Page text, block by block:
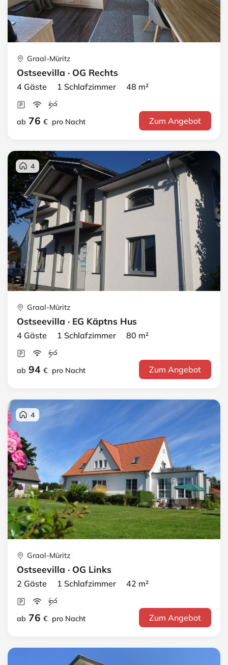
Graal-Müritz
Ostseevilla · OG Rechts
4 Gäste 1 Schlafzimmer 48 m²
ab 76 € pro Nacht Zum Angebot
4
Graal-Müritz
Ostseevilla · EG Käptns Hus
4 Gäste 1 Schlafzimmer 80 m²
ab 94 € pro Nacht Zum Angebot
4
Graal-Müritz
Ostseevilla · OG Links
2 Gäste 1 Schlafzimmer 42 m²
ab 76 € pro Nacht Zum Angebot